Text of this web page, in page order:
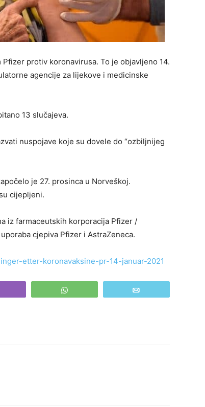
protiv koronavirusa. To je objavljeno 14.
agencije za lijekove i medicinske
13 slučajeva.
nuspojave koje su dovele do “ozbiljnijeg
je 27. prosinca u Norveškoj.
cijepljeni.
iz farmaceutskih korporacija Pfizer /
cjepiva Pfizer i AstraZeneca.
etter-koronavaksine-pr-14-januar-2021